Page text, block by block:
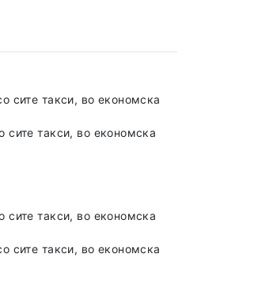
сите такси, во економска
сите такси, во економска
сите такси, во економска
сите такси, во економска